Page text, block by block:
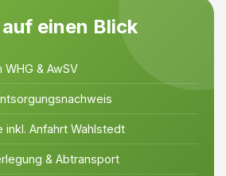
einen Blick
& AwSV
inkl. Anfahrt Wahlstedt
& Abtransport